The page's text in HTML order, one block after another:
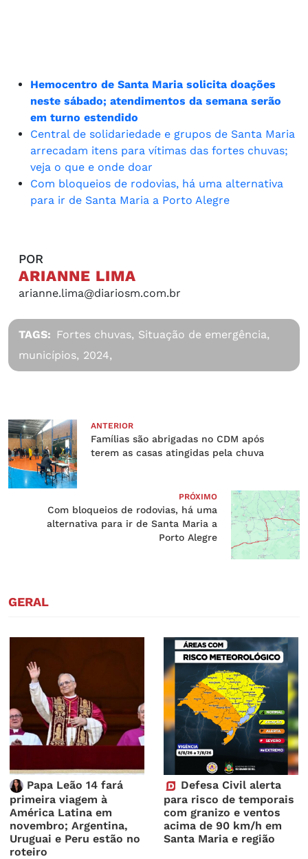
Hemocentro de Santa Maria solicita doações
neste sábado; atendimentos da semana serão
em turno estendido
Central de solidariedade e grupos de Santa Maria
arrecadam itens para vítimas das fortes chuvas;
veja o que e onde doar
Com bloqueios de rodovias, há uma alternativa
para ir de Santa Maria a Porto Alegre
POR
ARIANNE LIMA
arianne.lima@diariosm.com.br
TAGS: Fortes chuvas, Situação de emergência,
municípios, 2024,
ANTERIOR
Famílias são abrigadas no CDM após
terem as casas atingidas pela chuva
PRÓXIMO
Com bloqueios de rodovias, há uma
alternativa para ir de Santa Maria a
Porto Alegre
GERAL
Papa Leão 14 fará
primeira viagem à
América Latina em
novembro; Argentina,
Uruguai e Peru estão no
roteiro
Defesa Civil alerta
para risco de temporais
com granizo e ventos
acima de 90 km/h em
Santa Maria e região